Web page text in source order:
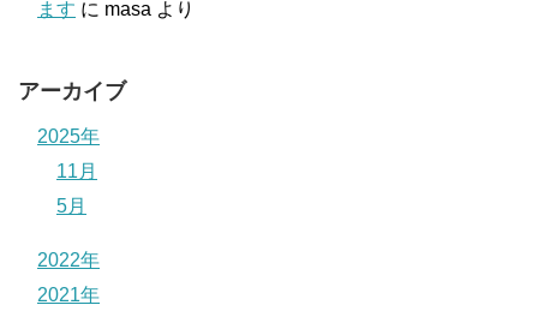
ます に masa より
アーカイブ
2025年
11月
5月
2022年
2021年